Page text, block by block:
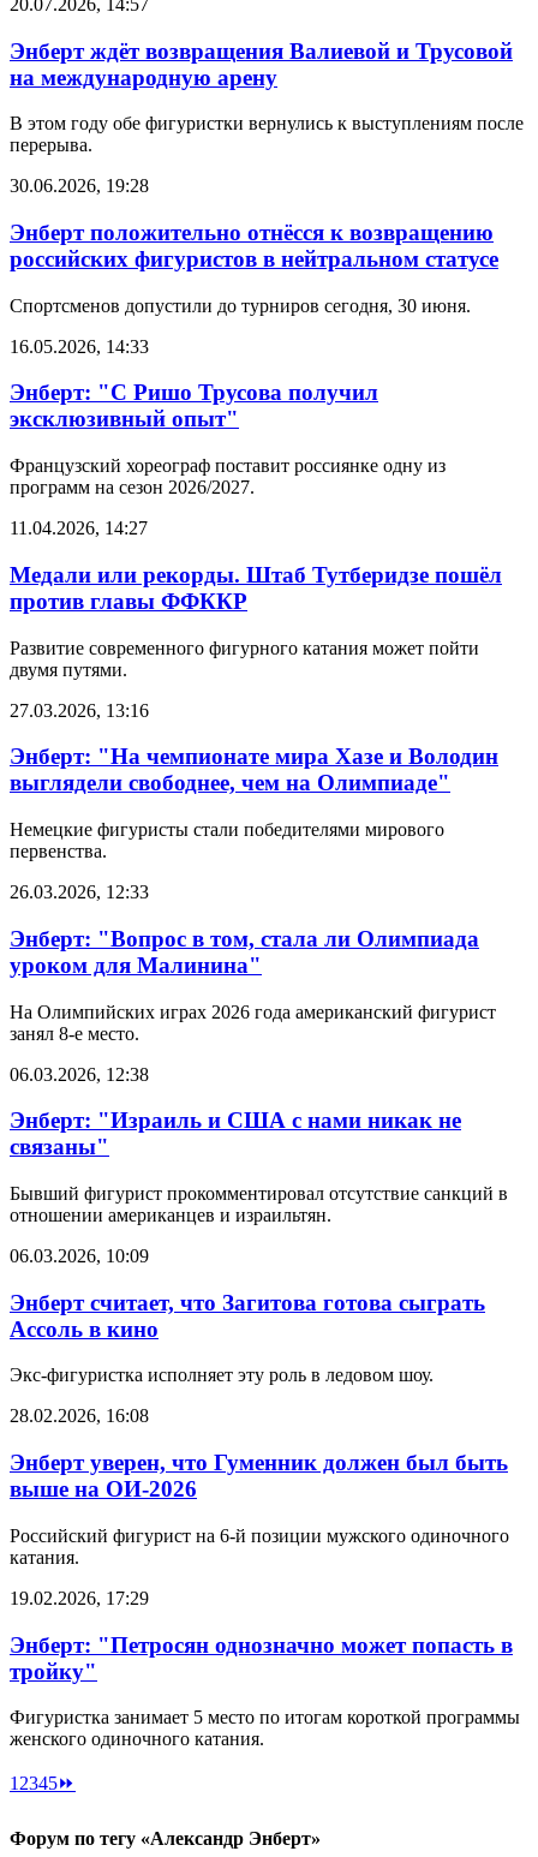
Энберт ждёт возвращения Валиевой и Трусовой
на международную арену
В этом году обе фигуристки вернулись к выступлениям после
перерыва.
30.06.2026, 19:28
Энберт положительно отнёсся к возвращению
российских фигуристов в нейтральном статусе
Спортсменов допустили до турниров сегодня, 30 июня.
16.05.2026, 14:33
Энберт: "С Ришо Трусова получил
эксклюзивный опыт"
Французский хореограф поставит россиянке одну из
программ на сезон 2026/2027.
11.04.2026, 14:27
Медали или рекорды. Штаб Тутберидзе пошёл
против главы ФФККР
Развитие современного фигурного катания может пойти
двумя путями.
27.03.2026, 13:16
Энберт: "На чемпионате мира Хазе и Володин
выглядели свободнее, чем на Олимпиаде"
Немецкие фигуристы стали победителями мирового
первенства.
26.03.2026, 12:33
Энберт: "Вопрос в том, стала ли Олимпиада
уроком для Малинина"
На Олимпийских играх 2026 года американский фигурист
занял 8-е место.
06.03.2026, 12:38
Энберт: "Израиль и США с нами никак не
связаны"
Бывший фигурист прокомментировал отсутствие санкций в
отношении американцев и израильтян.
06.03.2026, 10:09
Энберт считает, что Загитова готова сыграть
Ассоль в кино
Экс-фигуристка исполняет эту роль в ледовом шоу.
28.02.2026, 16:08
Энберт уверен, что Гуменник должен был быть
выше на ОИ-2026
Российский фигурист на 6-й позиции мужского одиночного
катания.
19.02.2026, 17:29
Энберт: "Петросян однозначно может попасть в
тройку"
Фигуристка занимает 5 место по итогам короткой программы
женского одиночного катания.
1 2345⏩
Форум по тегу «Александр Энберт»